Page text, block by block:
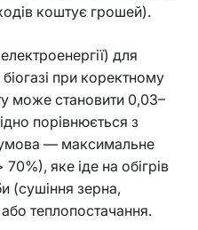
коштує грошей).
для
при коректному
може становити 0,03–
порівнюється з
— максимальне
яке іде на обігрів
(сушіння зерна,
або теплопостачання.